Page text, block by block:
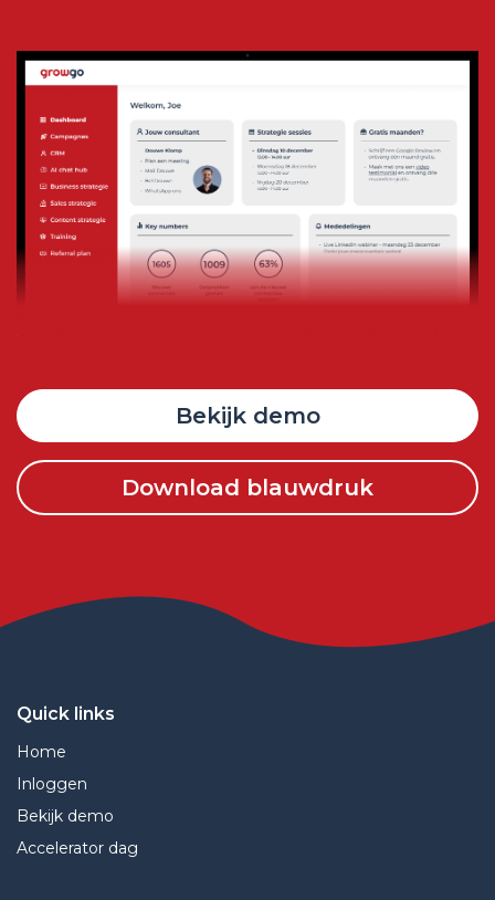
Bekijk demo
Download blauwdruk
Quick links
Home
Inloggen
Bekijk demo
Accelerator dag